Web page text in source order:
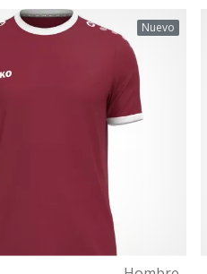
128 140 152 164 Nuevo